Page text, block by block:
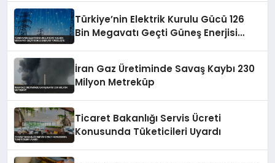
Türkiye’nin Elektrik Kurulu Gücü 126
Bin Megavatı Geçti Güneş Enerjisi
İran Gaz Üretiminde Savaş Kaybı 230
Milyon Metreküp
Ticaret Bakanlığı Servis Ücreti
Konusunda Tüketicileri Uyardı